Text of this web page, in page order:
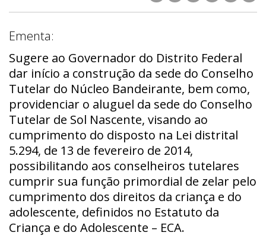
Ementa:
Sugere ao Governador do Distrito Federal
dar início a construção da sede do Conselho
Tutelar do Núcleo Bandeirante, bem como,
providenciar o aluguel da sede do Conselho
Tutelar de Sol Nascente, visando ao
cumprimento do disposto na Lei distrital
5.294, de 13 de fevereiro de 2014,
possibilitando aos conselheiros tutelares
cumprir sua função primordial de zelar pelo
cumprimento dos direitos da criança e do
adolescente, definidos no Estatuto da
Criança e do Adolescente – ECA.